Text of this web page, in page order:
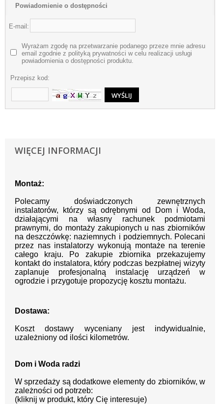
Powiadomienie o dostępności
E-mail:
Wyrażam zgodę na przetwarzanie podanego przeze mnie adresu
email zgodnie z polityką prywatności w celu realizacji usługi
powiadomienia o dostępności produktu.
Przepisz kod:
WIĘCEJ INFORMACJI
Montaż:
Polecamy doświadczonych zewnętrznych
instalatorów, którzy są odrębnymi od Dom i Woda,
działającymi na własny rachunek podmiotami
prawnymi, do montaży zakupionych u nas zbiorników
na deszczówkę: naziemnych i podziemnych. Polecani
przez nas instalatorzy wykonują montaże na terenie
całego kraju. Po zakupie zbiornika przekazujemy
kontakt do instalatora, który podczas bezpłatnej wizyty
zaplanuje profesjonalną instalację urządzeń w
ogrodzie i przygotuje propozycję kosztu montażu.
Dostawa:
Koszt dostawy wyceniany jest indywidualnie,
uzależniony od ilości kilometrów.
Dom i Woda radzi
W sprzedaży są dodatkowe elementy do zbiorników, w
zależności od potrzeb:
(kliknij w produkt, który Cię interesuje)